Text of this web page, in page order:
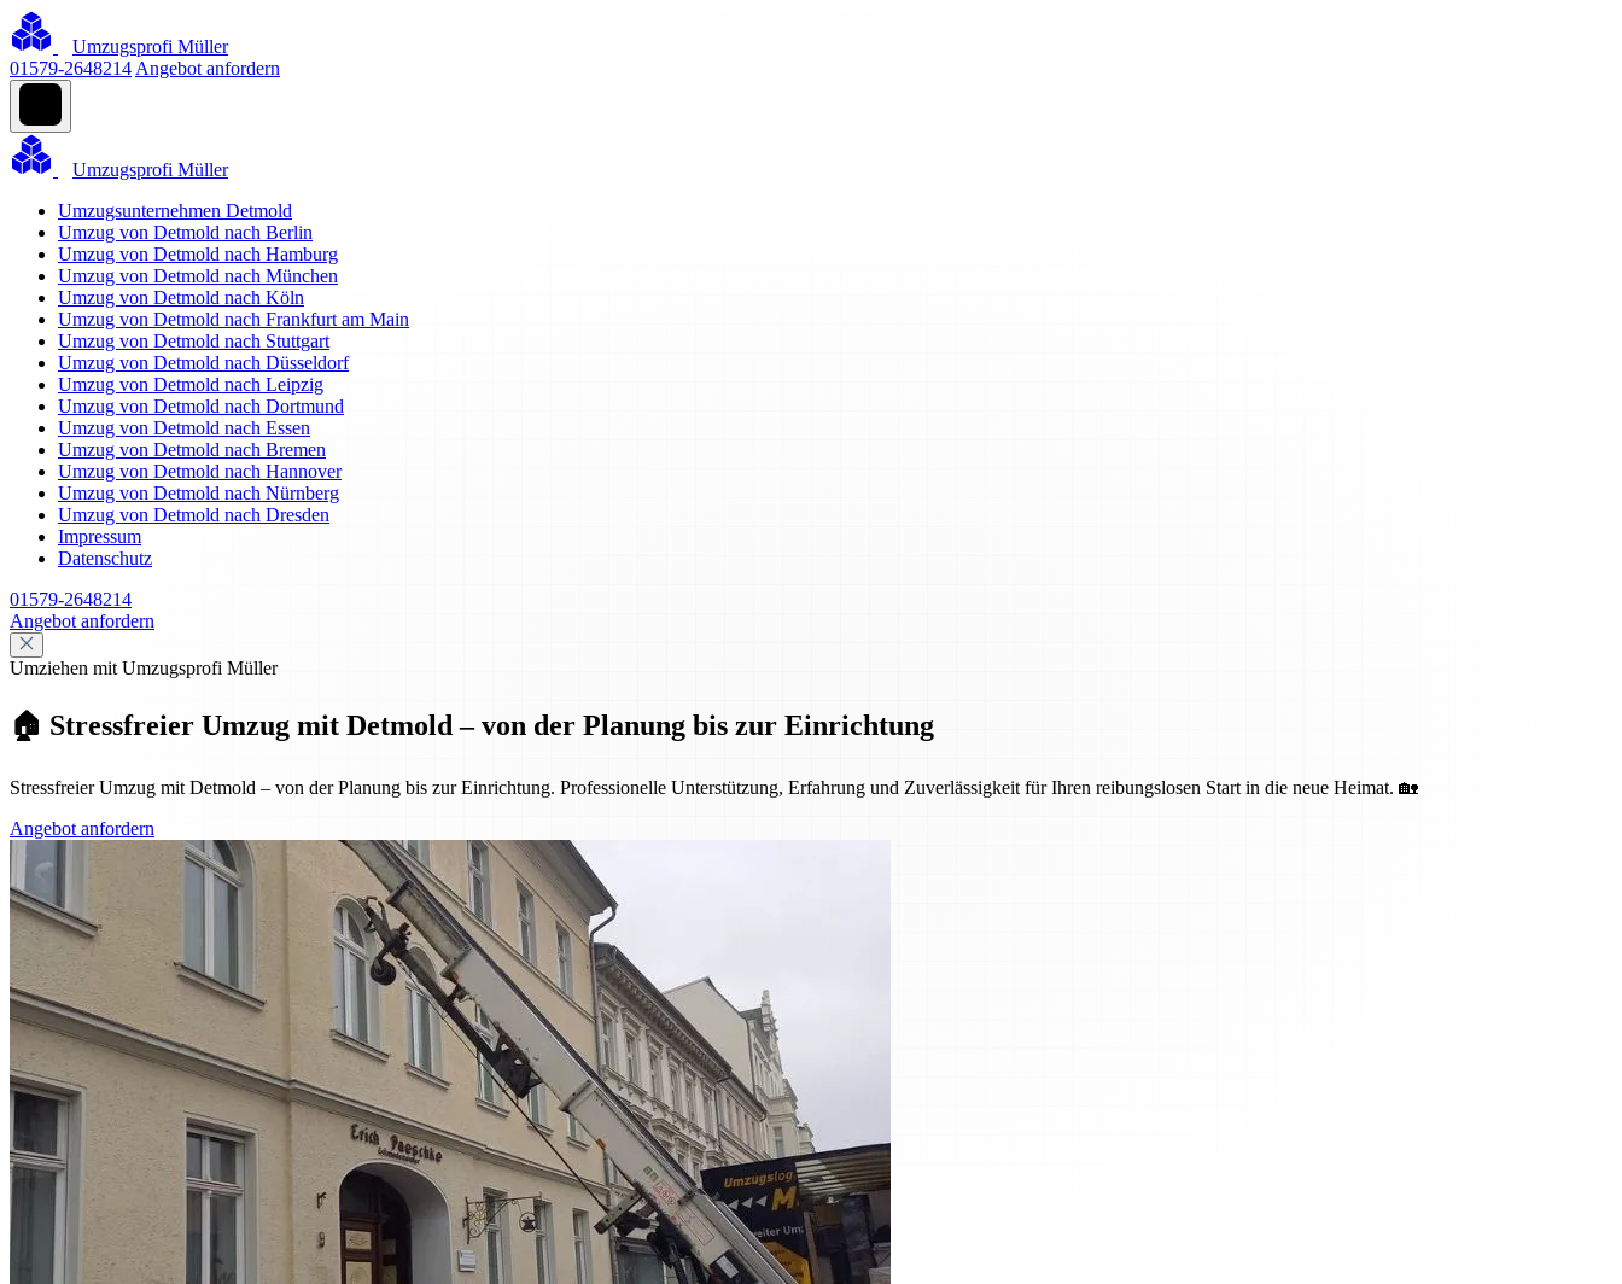
Umzugsprofi Müller
01579-2648214 Angebot anfordern
Umzugsprofi Müller
Umzugsunternehmen Detmold
Umzug von Detmold nach Berlin
Umzug von Detmold nach Hamburg
Umzug von Detmold nach München
Umzug von Detmold nach Köln
Umzug von Detmold nach Frankfurt am Main
Umzug von Detmold nach Stuttgart
Umzug von Detmold nach Düsseldorf
Umzug von Detmold nach Leipzig
Umzug von Detmold nach Dortmund
Umzug von Detmold nach Essen
Umzug von Detmold nach Bremen
Umzug von Detmold nach Hannover
Umzug von Detmold nach Nürnberg
Umzug von Detmold nach Dresden
Impressum
Datenschutz
01579-2648214
Angebot anfordern
Umziehen mit Umzugsprofi Müller
🏠 Stressfreier Umzug mit Detmold – von der Planung bis zur Einrichtung
Stressfreier Umzug mit Detmold – von der Planung bis zur Einrichtung. Professionelle Unterstützung, Erfahrung und Zuverlässigkeit für Ihren reibungslosen Start in die neue Heimat. 🏡
Angebot anfordern